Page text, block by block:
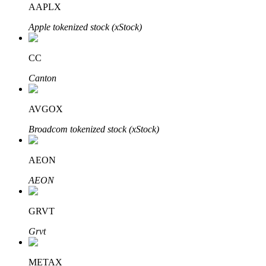
Блокировки BTR
Эксклюзивные инвестиции для владельцев BTR
Кредиты
AAPLX
Apple tokenized stock (xStock)
CC
Canton
AVGOX
Broadcom tokenized stock (xStock)
AEON
AEON
GRVT
Grvt
METAX